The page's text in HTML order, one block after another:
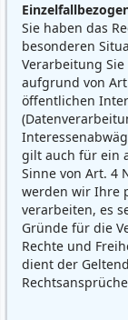
Sie haben das
besonderen
Verarbeitung
aufgrund von
öffentlichen
gilt auch für ein
Sinne von Art. 4
werden wir Ihre
verarbeiten, es
Gründe für die
Rechte und
dient der